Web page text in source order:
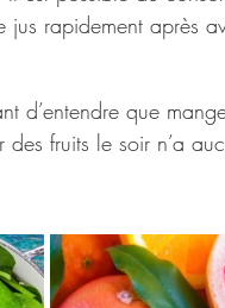
rapidement après
d’entendre que
fruits le soir n’a